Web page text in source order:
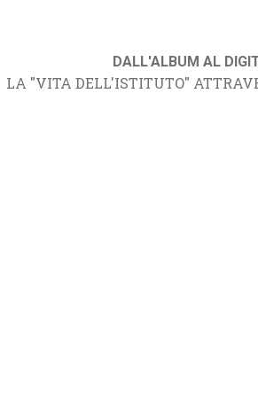
DALL'ALBUM AL
LA "VITA DELL'ISTITUTO"